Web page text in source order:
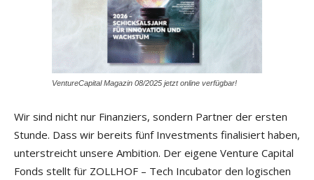
VentureCapital Magazin 08/2025 jetzt online verfügbar!
Wir sind nicht nur Finanziers, sondern Partner der ersten
Stunde. Dass wir bereits fünf Investments finalisiert haben,
unterstreicht unsere Ambition. Der eigene Venture Capital
Fonds stellt für ZOLLHOF – Tech Incubator den logischen